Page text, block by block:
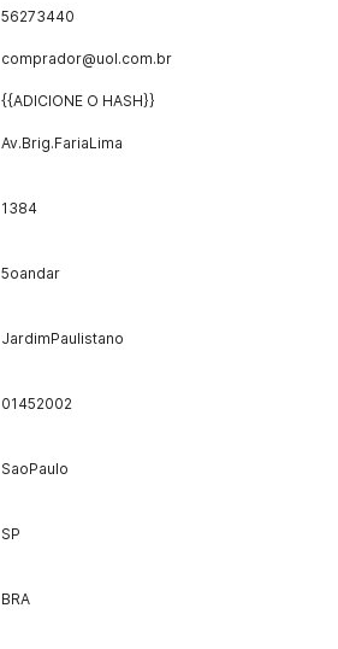
56273440
comprador@uol.com.br
{{ADICIONE O HASH}}
Av.Brig.FariaLima
1384
5oandar
JardimPaulistano
01452002
SaoPaulo
SP
BRA